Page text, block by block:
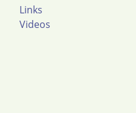
Links
Videos